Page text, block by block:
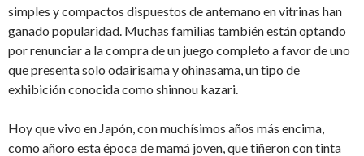
simples y compactos dispuestos de antemano en vitrinas han
ganado popularidad. Muchas familias también están optando
por renunciar a la compra de un juego completo a favor de uno
que presenta solo odairisama y ohinasama, un tipo de
exhibición conocida como shinnou kazari.
Hoy que vivo en Japón, con muchísimos años más encima,
como añoro esta época de mamá joven, que tiñeron con tinta